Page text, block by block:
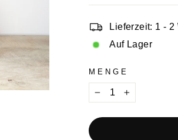
Lieferzeit: 1 - 2
Auf Lager
MENGE